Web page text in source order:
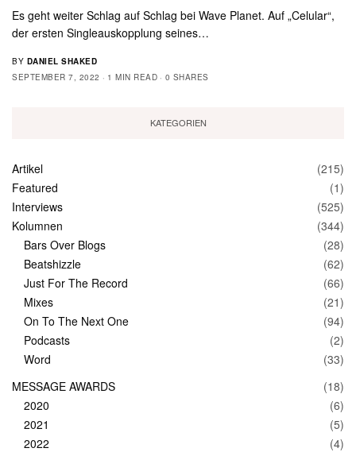
Es geht weiter Schlag auf Schlag bei Wave Planet. Auf „Celular“,
der ersten Singleauskopplung seines…
BY DANIEL SHAKED
SEPTEMBER 7, 2022
1 MIN READ 0 SHARES
KATEGORIEN
Artikel
(215)
Featured
(1)
Interviews
(525)
Kolumnen
(344)
Bars Over Blogs
(28)
Beatshizzle
(62)
Just For The Record
(66)
Mixes
(21)
On To The Next One
(94)
Podcasts
(2)
Word
(33)
MESSAGE AWARDS
(18)
2020
(6)
2021
(5)
2022
(4)